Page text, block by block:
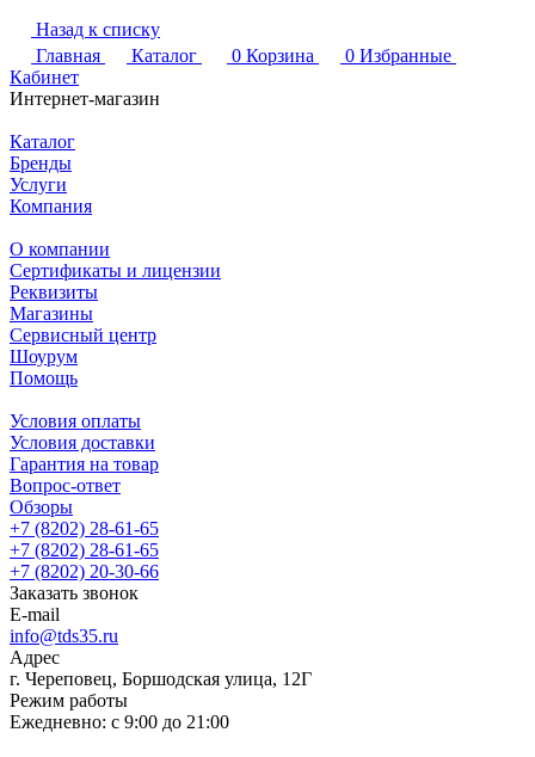
Назад к списку
Главная
Каталог 0 Корзина 0 Избранные
Кабинет
Интернет-магазин
Каталог
Бренды
Услуги
Компания
О компании
Сертификаты и лицензии
Реквизиты
Магазины
Сервисный центр
Шоурум
Помощь
Условия оплаты
Условия доставки
Гарантия на товар
Вопрос-ответ
Обзоры
+7 (8202) 28‑61-65
+7 (8202) 28‑61-65
+7 (8202) 20‑30-66
Заказать звонок
E-mail
info@tds35.ru
Адрес
г. Череповец, Боршодская улица, 12Г
Режим работы
Ежедневно: с 9:00 до 21:00